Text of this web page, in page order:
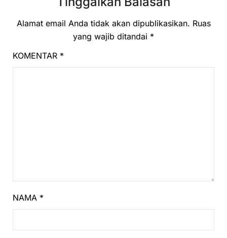
Alamat email Anda tidak akan dipublikasikan. Ruas
yang wajib ditandai *
KOMENTAR *
NAMA *